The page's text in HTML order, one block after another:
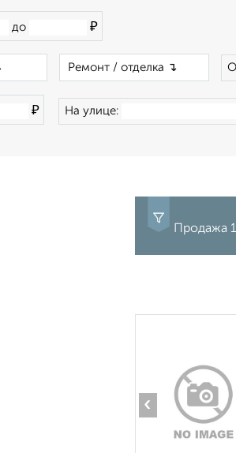
до ₽
₽ На улице:
Продажа
‹